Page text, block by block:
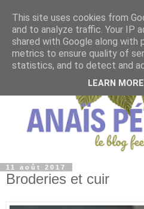
11 août 2017
Broderies et cuir
This site uses cookies from
and to analyze traffic. Your IP
shared with Google along with
metrics to ensure quality of
statistics, and to detect and
LEARN MORE